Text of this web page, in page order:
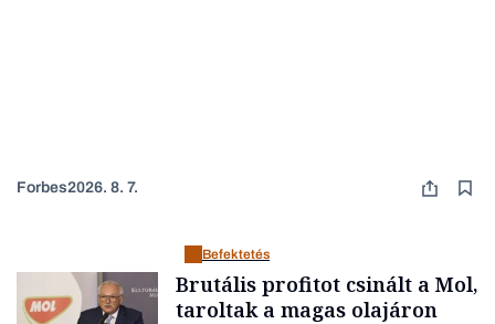
Forbes2026. 8. 7.
Befektetés
Brutális profitot csinált a Mol,
taroltak a magas olajáron